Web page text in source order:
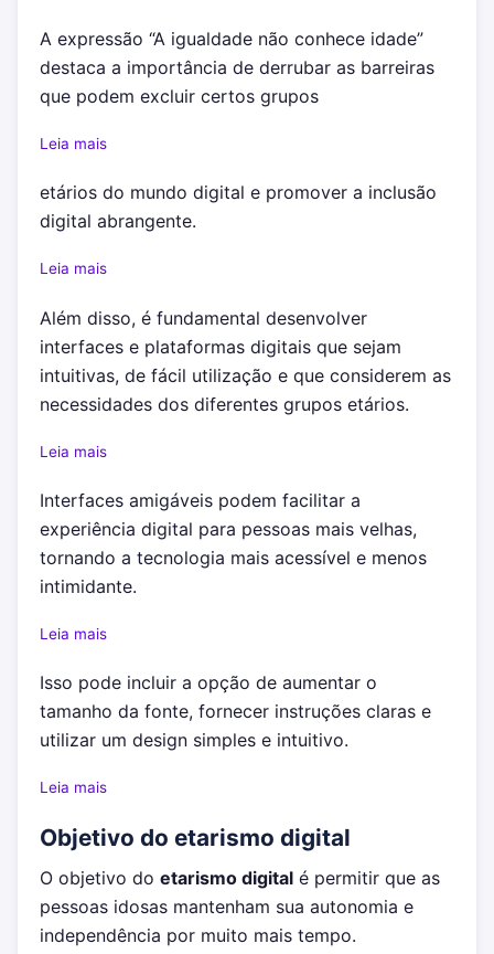
A expressão “A igualdade não conhece idade”
destaca a importância de derrubar as barreiras
que podem excluir certos grupos
Leia mais
etários do mundo digital e promover a inclusão
digital abrangente.
Leia mais
Além disso, é fundamental desenvolver
interfaces e plataformas digitais que sejam
intuitivas, de fácil utilização e que considerem as
necessidades dos diferentes grupos etários.
Leia mais
Interfaces amigáveis podem facilitar a
experiência digital para pessoas mais velhas,
tornando a tecnologia mais acessível e menos
intimidante.
Leia mais
Isso pode incluir a opção de aumentar o
tamanho da fonte, fornecer instruções claras e
utilizar um design simples e intuitivo.
Leia mais
Objetivo do etarismo digital
O objetivo do etarismo digital é permitir que as
pessoas idosas mantenham sua autonomia e
independência por muito mais tempo.